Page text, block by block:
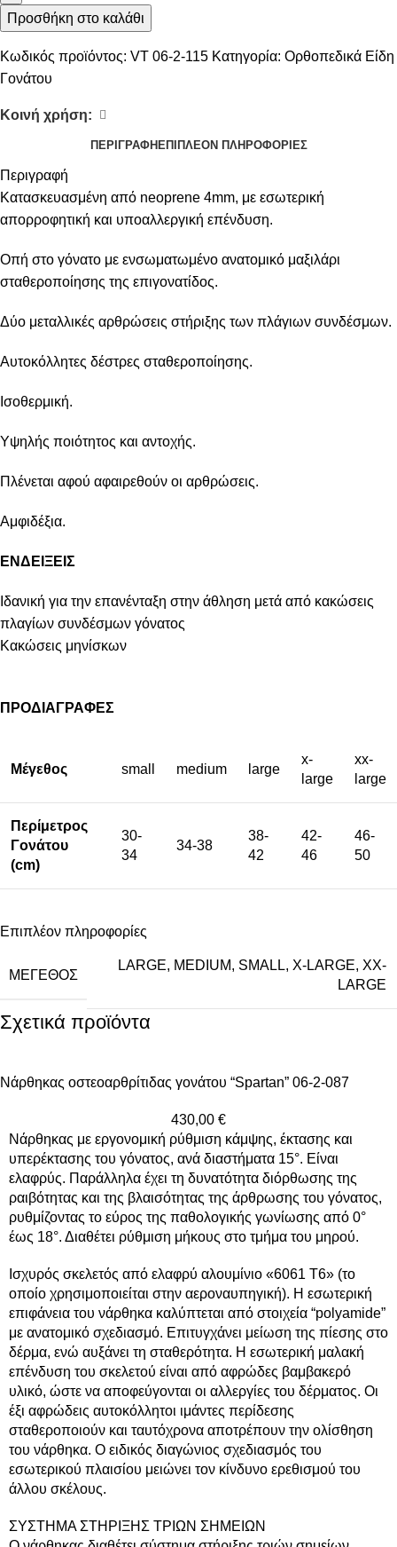
Προσθήκη στο καλάθι
Κωδικός προϊόντος: VT 06-2-115 Κατηγορία: Ορθοπεδικά Είδη
Γονάτου
Κοινή χρήση:
ΠΕΡΙΓΡΑΦΉ ΕΠΙΠΛΈΟΝ ΠΛΗΡΟΦΟΡΊΕΣ
Περιγραφή
Κατασκευασμένη από neoprene 4mm, με εσωτερική
απορροφητική και υποαλλεργική επένδυση.
Οπή στο γόνατο με ενσωματωμένο ανατομικό μαξιλάρι
σταθεροποίησης της επιγονατίδος.
Δύο μεταλλικές αρθρώσεις στήριξης των πλάγιων συνδέσμων.
Αυτοκόλλητες δέστρες σταθεροποίησης.
Ισοθερμική.
Υψηλής ποιότητος και αντοχής.
Πλένεται αφού αφαιρεθούν οι αρθρώσεις.
Αμφιδέξια.
ΕΝΔΕΙΞΕΙΣ
Ιδανική για την επανένταξη στην άθληση μετά από κακώσεις
πλαγίων συνδέσμων γόνατος
Κακώσεις μηνίσκων
ΠΡΟΔΙΑΓΡΑΦΕΣ
Μέγεθος small medium large
x-
large
xx-
large
Περίμετρος
Γονάτου
(cm)
30-
34
34-38
38-
42
42-
46
46-
50
Επιπλέον πληροφορίες
ΜΈΓΕΘΟΣ
LARGE, MEDIUM, SMALL, X-LARGE, XX-
LARGE
Σχετικά προϊόντα
Nάρθηκας οστεοαρθρίτιδας γονάτου “Spartan” 06-2-087
430,00 €
Νάρθηκας με εργονομική ρύθμιση κάμψης, έκτασης και
υπερέκτασης του γόνατος, ανά διαστήματα 15°. Eίναι
ελαφρύς. Παράλληλα έχει τη δυνατότητα διόρθωσης της
ραιβότητας και της βλαισότητας της άρθρωσης του γόνατος,
ρυθμίζοντας το εύρος της παθολογικής γωνίωσης από 0°
έως 18°. Διαθέτει ρύθμιση μήκους στο τμήμα του μηρού.
Ισχυρός σκελετός από ελαφρύ αλουμίνιο «6061 Τ6» (το
οποίο χρησιμοποιείται στην αεροναυπηγική). Η εσωτερική
επιφάνεια του νάρθηκα καλύπτεται από στοιχεία “polyamide”
με ανατομικό σχεδιασμό. Επιτυγχάνει μείωση της πίεσης στο
δέρμα, ενώ αυξάνει τη σταθερότητα. Η εσωτερική μαλακή
επένδυση του σκελετού είναι από αφρώδες βαμβακερό
υλικό, ώστε να αποφεύγονται οι αλλεργίες του δέρματος. Οι
έξι αφρώδεις αυτοκόλλητοι ιμάντες περίδεσης
σταθεροποιούν και ταυτόχρονα αποτρέπουν την ολίσθηση
του νάρθηκα. Ο ειδικός διαγώνιος σχεδιασμός του
εσωτερικού πλαισίου μειώνει τον κίνδυνο ερεθισμού του
άλλου σκέλους.
ΣΥΣΤΗΜΑ ΣΤΗΡΙΞΗΣ ΤΡΙΩΝ ΣΗΜΕΙΩΝ